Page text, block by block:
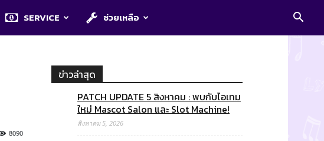
SERVICE ช่วยเหลือ
8090
ข่าวล่าสุด
PATCH UPDATE 5 สิงหาคม : พบกับไอเทม
ใหม่ Mascot Salon และ Slot Machine!
สิงหาคม 5, 2026